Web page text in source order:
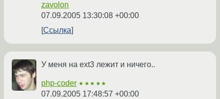
zavolon
07.09.2005 13:30:08 +00:00
Ссылка
У меня на ext3 лежит и ничего..
php-coder ★★★★★
07.09.2005 17:48:57 +00:00